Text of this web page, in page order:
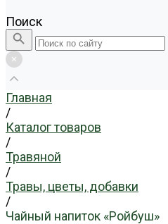
Поиск
Главная
/
Каталог товаров
/
Травяной
/
Травы, цветы, добавки
/
Чайный напиток «Ройбуш»